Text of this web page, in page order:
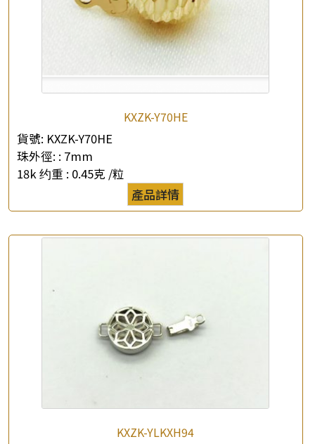
KXZK-Y70HE
貨號: KXZK-Y70HE
珠外徑: : 7mm
18k 约重 : 0.45克 /粒
產品詳情
KXZK-YLKXH94